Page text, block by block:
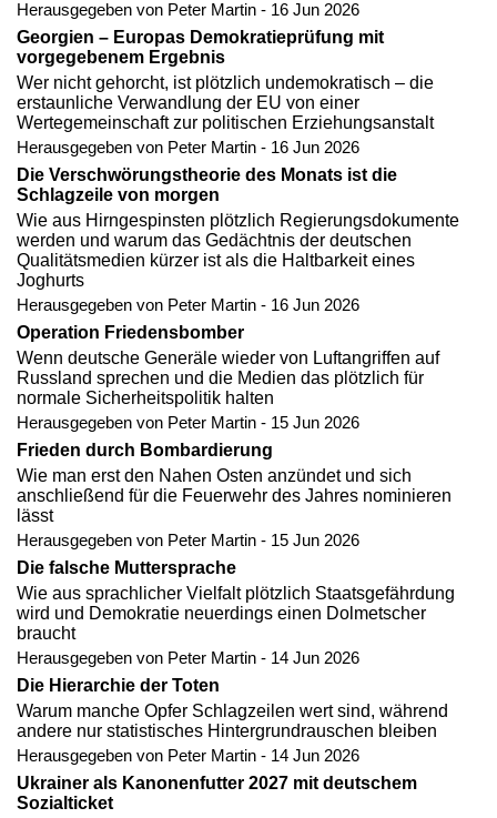
Herausgegeben von Peter Martin - 16 Jun 2026
Georgien – Europas Demokratieprüfung mit
vorgegebenem Ergebnis
Wer nicht gehorcht, ist plötzlich undemokratisch – die
erstaunliche Verwandlung der EU von einer
Wertegemeinschaft zur politischen Erziehungsanstalt
Herausgegeben von Peter Martin - 16 Jun 2026
Die Verschwörungstheorie des Monats ist die
Schlagzeile von morgen
Wie aus Hirngespinsten plötzlich Regierungsdokumente
werden und warum das Gedächtnis der deutschen
Qualitätsmedien kürzer ist als die Haltbarkeit eines
Joghurts
Herausgegeben von Peter Martin - 16 Jun 2026
Operation Friedensbomber
Wenn deutsche Generäle wieder von Luftangriffen auf
Russland sprechen und die Medien das plötzlich für
normale Sicherheitspolitik halten
Herausgegeben von Peter Martin - 15 Jun 2026
Frieden durch Bombardierung
Wie man erst den Nahen Osten anzündet und sich
anschließend für die Feuerwehr des Jahres nominieren
lässt
Herausgegeben von Peter Martin - 15 Jun 2026
Die falsche Muttersprache
Wie aus sprachlicher Vielfalt plötzlich Staatsgefährdung
wird und Demokratie neuerdings einen Dolmetscher
braucht
Herausgegeben von Peter Martin - 14 Jun 2026
Die Hierarchie der Toten
Warum manche Opfer Schlagzeilen wert sind, während
andere nur statistisches Hintergrundrauschen bleiben
Herausgegeben von Peter Martin - 14 Jun 2026
Ukrainer als Kanonenfutter 2027 mit deutschem
Sozialticket